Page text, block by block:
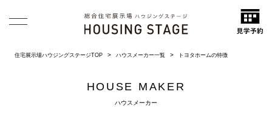
住宅展示場ハウジングステージTOP ハウスメーカー一覧 トヨタホームの特徴
HOUSE MAKER
ハウスメーカー